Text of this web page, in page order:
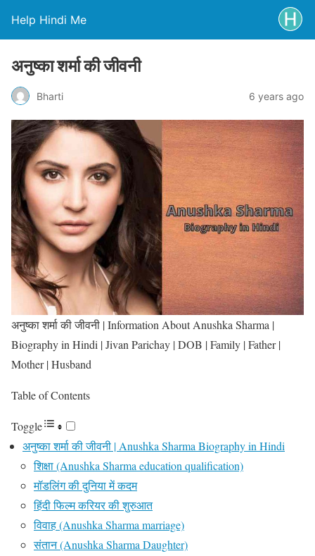
Help Hindi Me
अनुष्का शर्मा की जीवनी
Bharti 6 years ago
अनुष्का शर्मा की जीवनी | Information About Anushka Sharma |
Biography in Hindi | Jivan Parichay | DOB | Family | Father |
Mother | Husband
Table of Contents
Toggle
अनुष्का शर्मा की जीवनी | Anushka Sharma Biography in Hindi
शिक्षा (Anushka Sharma education qualification)
मॉडलिंग की दुनिया में कदम
हिंदी फिल्म करियर की शुरुआत
विवाह (Anushka Sharma marriage)
संतान (Anushka Sharma Daughter)